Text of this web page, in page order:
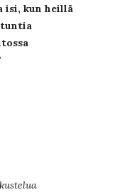
kun heillä
tuntia